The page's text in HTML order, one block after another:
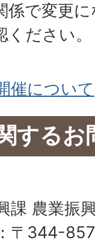
係で変更
ださい。
催について
するお
課 農業振
〒344-